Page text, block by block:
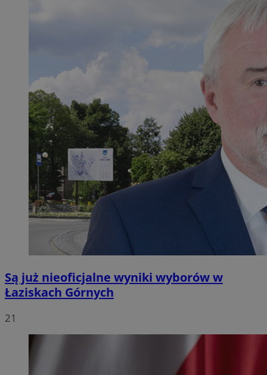
Są już nieoficjalne wyniki wyborów w
Łaziskach Górnych
21